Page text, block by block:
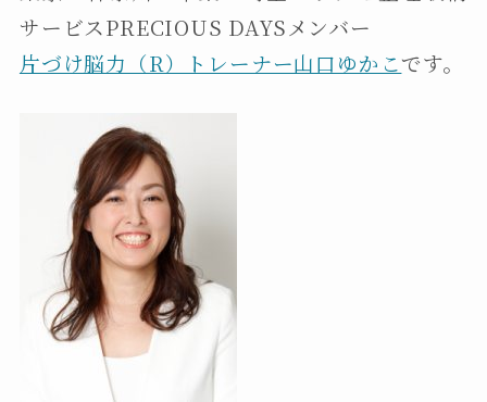
サービスPRECIOUS DAYSメンバー
片づけ脳力（R）トレーナー山口ゆかこです。